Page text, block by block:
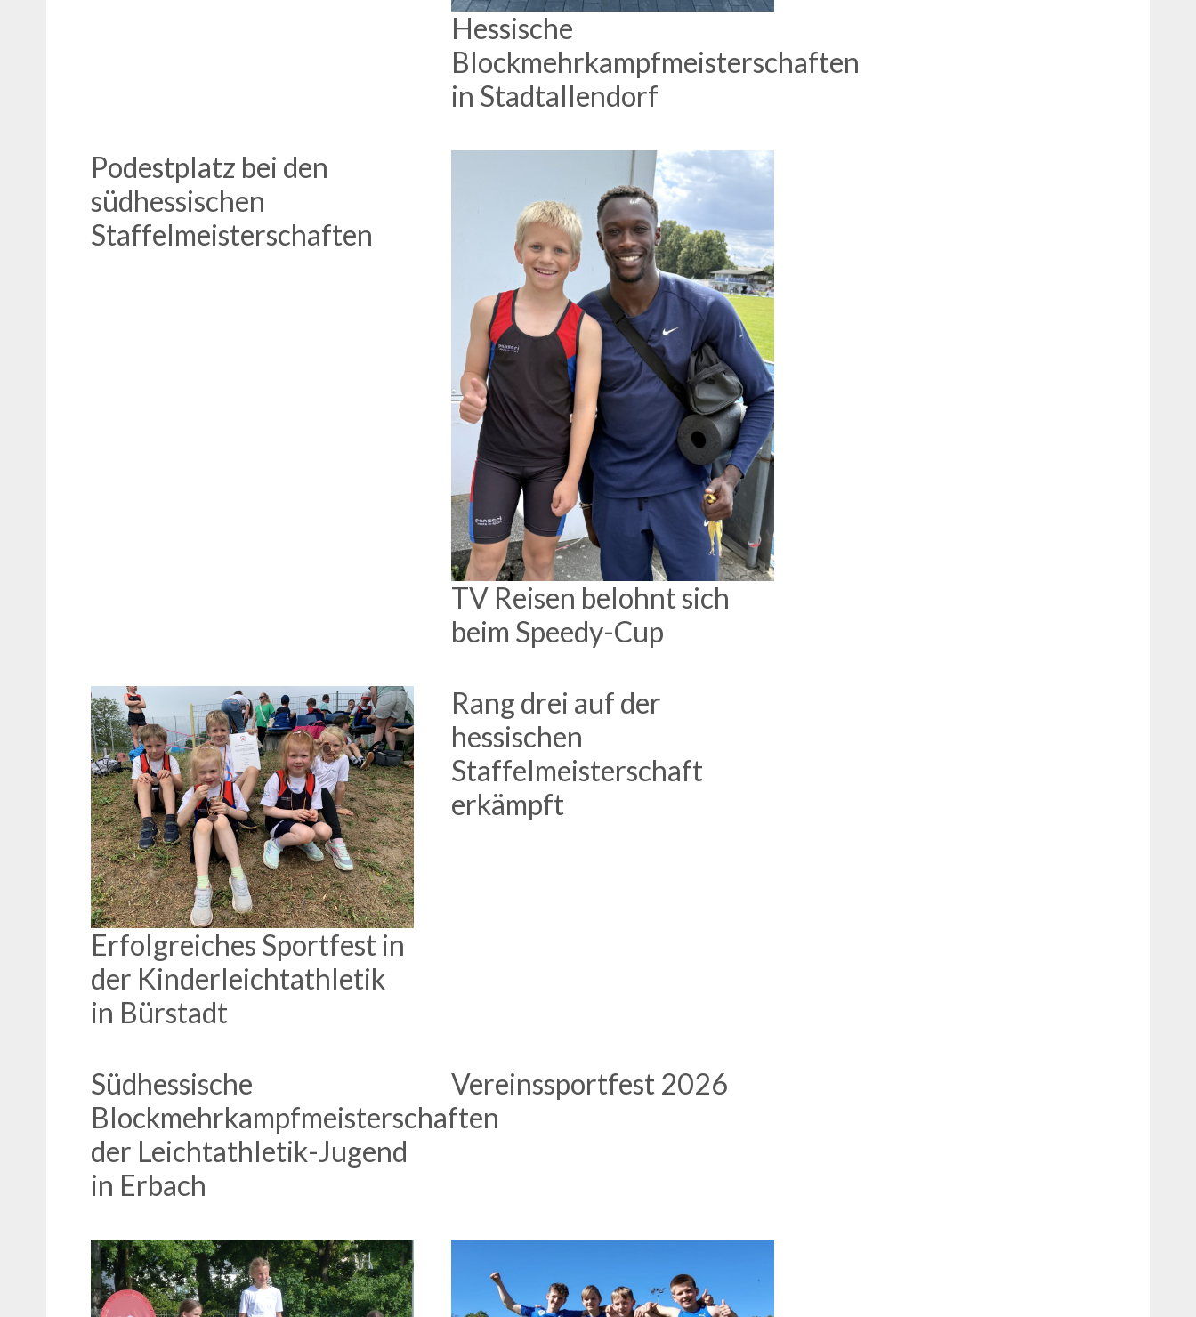
Hessische
Blockmehrkampfmeisterschaften
in Stadtallendorf
Podestplatz bei den
südhessischen
Staffelmeisterschaften
TV Reisen belohnt sich
beim Speedy-Cup
Erfolgreiches Sportfest in
der Kinderleichtathletik
in Bürstadt
Rang drei auf der
hessischen
Staffelmeisterschaft
erkämpft
Südhessische
Blockmehrkampfmeisterschaften
der Leichtathletik-Jugend
in Erbach
Vereinssportfest 2026